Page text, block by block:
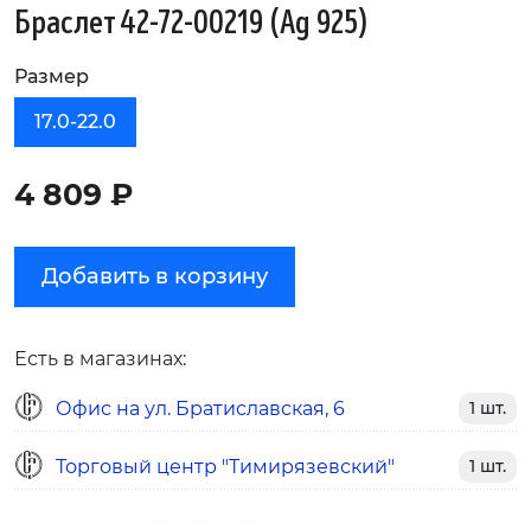
Браслет 42-72-00219 (Ag 925)
Размер
17.0-22.0
4 809 ₽
Добавить в корзину
Есть в магазинах:
Офис на ул. Братиславская, 6 1 шт.
Торговый центр "Тимирязевский" 1 шт.